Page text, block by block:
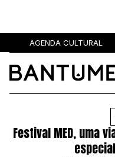
AGENDA CULTURAL
MÚSICA
Festival MED, uma